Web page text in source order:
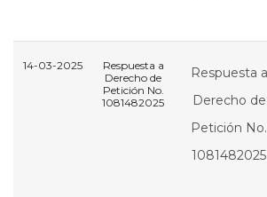
14-03-2025
Respuesta a
Derecho de
Petición No.
1081482025
Respuesta a
Derecho de
Petición No.
1081482025